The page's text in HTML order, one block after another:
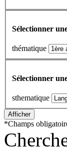
Sélectionner
thématique
Sélectionner
sthematique
*Champs